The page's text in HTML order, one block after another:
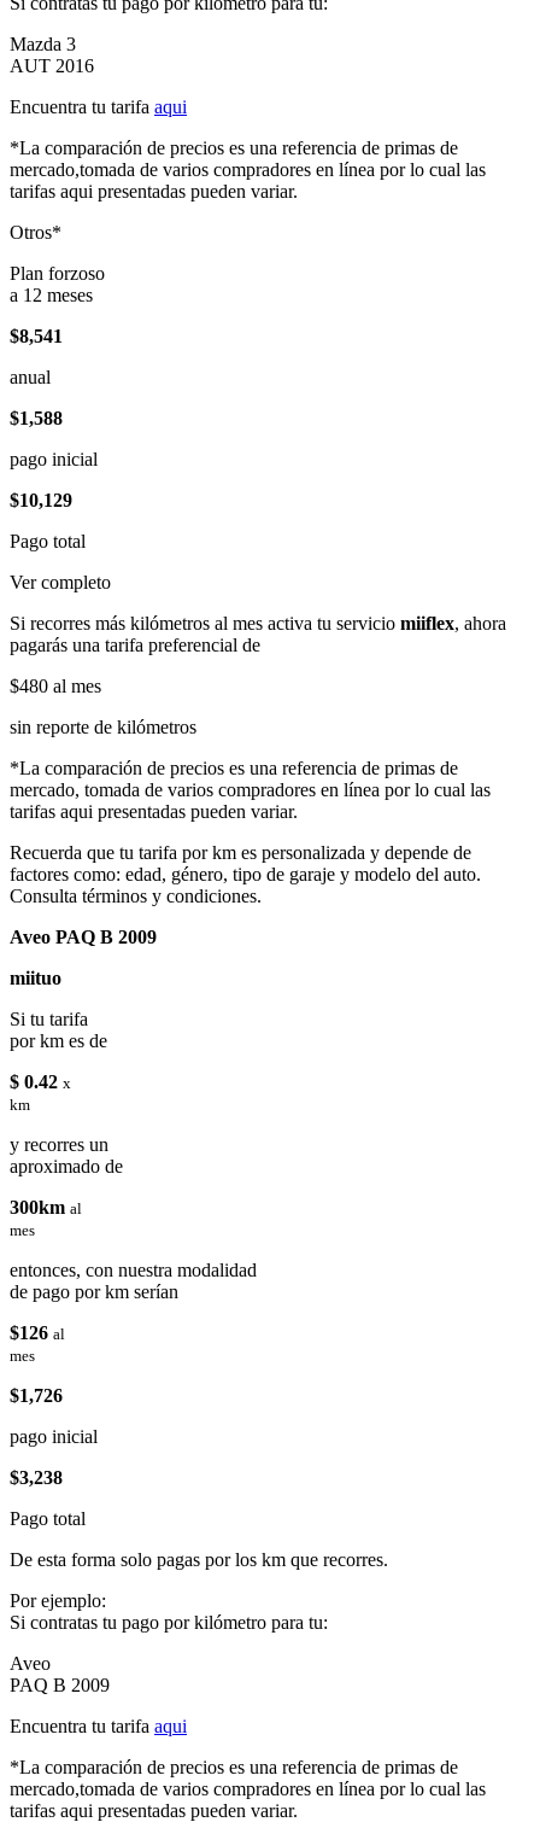
Mazda 3
AUT 2016
Encuentra tu tarifa aqui
*La comparación de precios es una referencia de primas de
mercado,tomada de varios compradores en línea por lo cual las
tarifas aqui presentadas pueden variar.
Otros*
Plan forzoso
a 12 meses
$8,541
anual
$1,588
pago inicial
$10,129
Pago total
Ver completo
Si recorres más kilómetros al mes activa tu servicio miiflex, ahora
pagarás una tarifa preferencial de
$480 al mes
sin reporte de kilómetros
*La comparación de precios es una referencia de primas de
mercado, tomada de varios compradores en línea por lo cual las
tarifas aqui presentadas pueden variar.
Recuerda que tu tarifa por km es personalizada y depende de
factores como: edad, género, tipo de garaje y modelo del auto.
Consulta términos y condiciones.
Aveo PAQ B 2009
miituo
Si tu tarifa
por km es de
$ 0.42 x
km
y recorres un
aproximado de
300km al
mes
entonces, con nuestra modalidad
de pago por km serían
$126 al
mes
$1,726
pago inicial
$3,238
Pago total
De esta forma solo pagas por los km que recorres.
Por ejemplo:
Si contratas tu pago por kilómetro para tu:
Aveo
PAQ B 2009
Encuentra tu tarifa aqui
*La comparación de precios es una referencia de primas de
mercado,tomada de varios compradores en línea por lo cual las
tarifas aqui presentadas pueden variar.